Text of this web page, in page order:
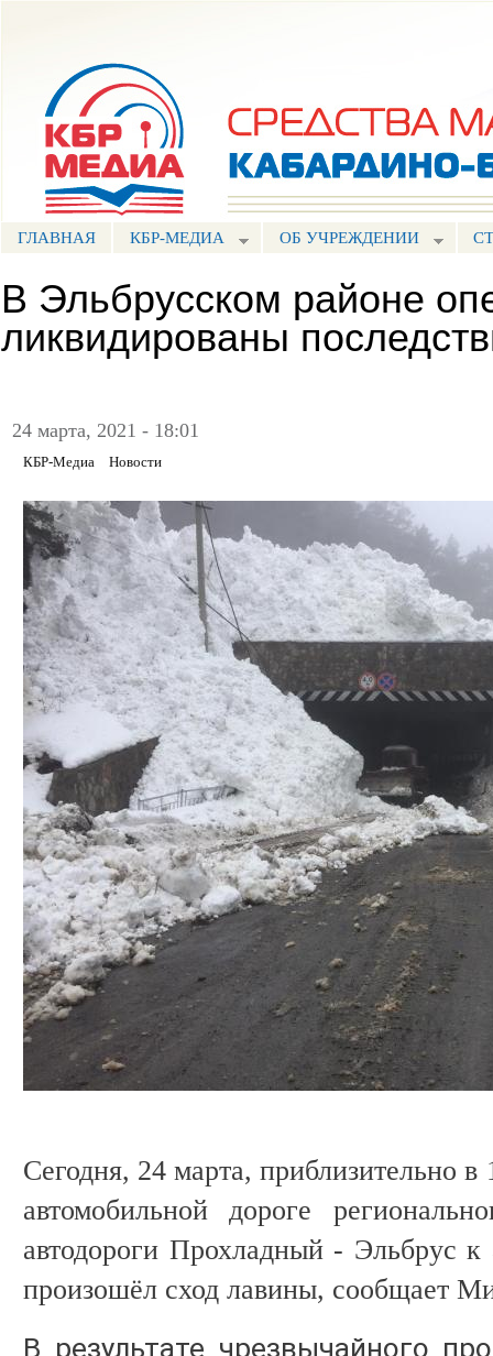
ГЛАВНАЯ КБР-МЕДИА ОБ УЧРЕЖДЕНИИ
В Эльбрусском районе
ликвидированы
24 марта, 2021 - 18:01
КБР-Медиа Новости
Сегодня, 24 марта, приблизительно
автомобильной дороге
автодороги Прохладный - Эльбрус
произошёл сход лавины, сообщает
В результате чрезвычайного